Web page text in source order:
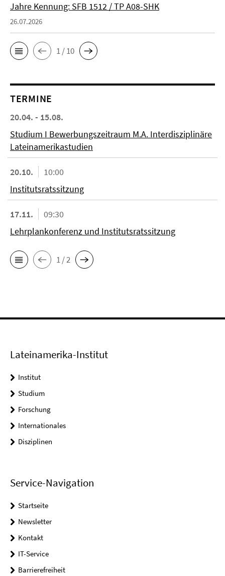
Jahre Kennung: SFB 1512 / TP A08-SHK
26.07.2026
1 / 10
TERMINE
20.04. - 15.08.
Studium I Bewerbungszeitraum M.A. Interdisziplinäre
Lateinamerikastudien
20.10.
10:00
Institutsratssitzung
17.11.
09:30
Lehrplankonferenz und Institutsratssitzung
1 / 2
Lateinamerika-Institut
Institut
Studium
Forschung
Internationales
Disziplinen
Service-Navigation
Startseite
Newsletter
Kontakt
IT-Service
Barrierefreiheit